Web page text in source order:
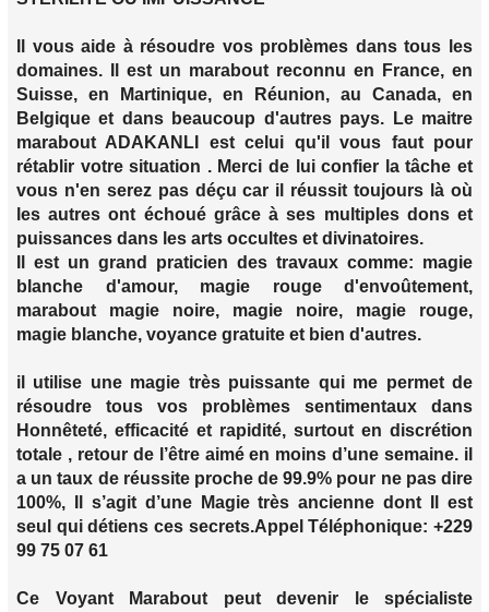
Il vous aide à résoudre vos problèmes dans tous les
domaines. Il est un marabout reconnu en France, en
Suisse, en Martinique, en Réunion, au Canada, en
Belgique et dans beaucoup d'autres pays. Le maitre
marabout ADAKANLI est celui qu'il vous faut pour
rétablir votre situation . Merci de lui confier la tâche et
vous n'en serez pas déçu car il réussit toujours là où
les autres ont échoué grâce à ses multiples dons et
puissances dans les arts occultes et divinatoires.
Il est un grand praticien des travaux comme: magie
blanche d'amour, magie rouge d'envoûtement,
marabout magie noire, magie noire, magie rouge,
magie blanche, voyance gratuite et bien d'autres.
il utilise une magie très puissante qui me permet de
résoudre tous vos problèmes sentimentaux dans
Honnêteté, efficacité et rapidité, surtout en discrétion
totale , retour de l’être aimé en moins d’une semaine. il
a un taux de réussite proche de 99.9% pour ne pas dire
100%, Il s’agit d’une Magie très ancienne dont Il est
seul qui détiens ces secrets.Appel Téléphonique: +229
99 75 07 61
Ce Voyant Marabout peut devenir le spécialiste